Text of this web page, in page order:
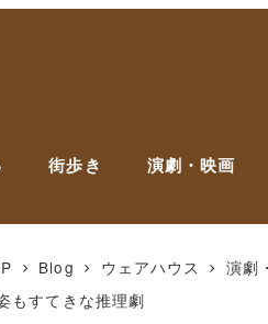
街歩き 演劇・映画
Blog ウェアハウス 演劇
もすてきな推理劇